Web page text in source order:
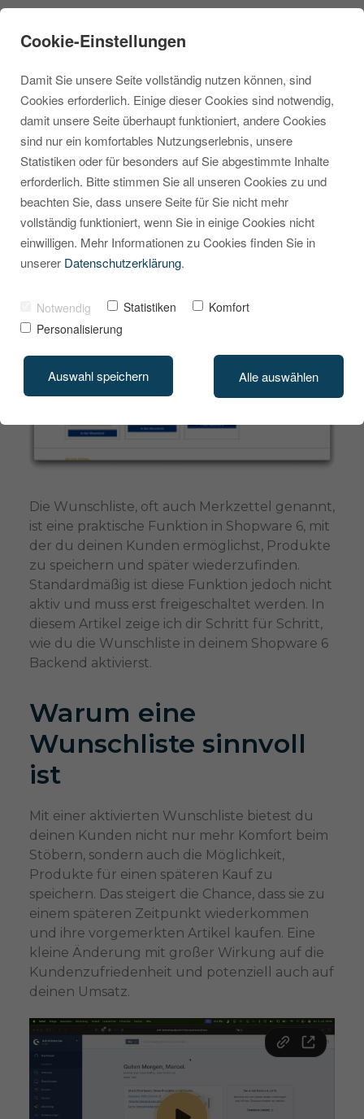
Wunschliste in
Shopware 6 aktivieren
VON MARCEL KRIPPENDORF 03. JULI 2025
Die Wunschliste, oft auch Merkzettel genannt,
ist eine praktische Funktion in Shopware 6, mit
der du deinen Kunden ermöglichst, Produkte
zu speichern und später wiederzufinden.
Standardmäßig ist diese Funktion jedoch nicht
aktiv und muss erst freigeschaltet werden. In
diesem Artikel zeige ich dir Schritt für Schritt,
wie du die Wunschliste in deinem Shopware 6
Backend aktivierst.
Warum eine
Wunschliste sinnvoll
ist
Mit einer aktivierten Wunschliste bietest du
deinen Kunden nicht nur mehr Komfort beim
Stöbern, sondern auch die Möglichkeit,
Produkte für einen späteren Kauf zu
speichern. Das steigert die Chance, dass sie zu
einem späteren Zeitpunkt wiederkommen
und ihre vorgemerkten Artikel kaufen. Eine
kleine Änderung mit großer Wirkung auf die
Kundenzufriedenheit und potenziell auch auf
deinen Umsatz.
Cookie-Einstellungen
Damit Sie unsere Seite vollständig nutzen können, sind
Cookies erforderlich. Einige dieser Cookies sind notwendig,
damit unsere Seite überhaupt funktioniert, andere Cookies
sind nur ein komfortables Nutzungserlebnis, unsere
Statistiken oder für besonders auf Sie abgestimmte Inhalte
erforderlich. Bitte stimmen Sie all unseren Cookies zu und
beachten Sie, dass unsere Seite für Sie nicht mehr
vollständig funktioniert, wenn Sie in einige Cookies nicht
einwilligen. Mehr Informationen zu Cookies finden Sie in
unserer Datenschutzerklärung.
Notwendig Statistiken
Komfort
Personalisierung
Auswahl speichern Alle auswählen